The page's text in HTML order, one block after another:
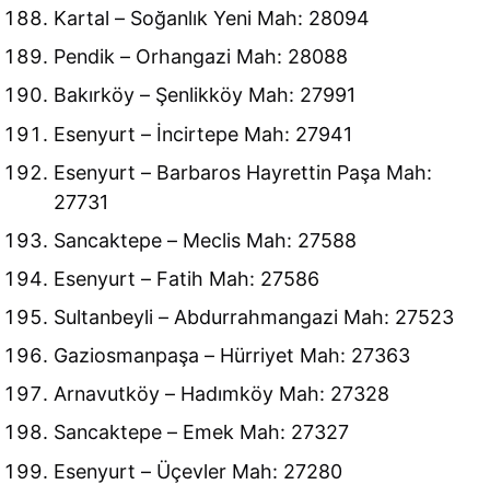
Kartal – Soğanlık Yeni Mah: 28094
Pendik – Orhangazi Mah: 28088
Bakırköy – Şenlikköy Mah: 27991
Esenyurt – İncirtepe Mah: 27941
Esenyurt – Barbaros Hayrettin Paşa Mah:
27731
Sancaktepe – Meclis Mah: 27588
Esenyurt – Fatih Mah: 27586
Sultanbeyli – Abdurrahmangazi Mah: 27523
Gaziosmanpaşa – Hürriyet Mah: 27363
Arnavutköy – Hadımköy Mah: 27328
Sancaktepe – Emek Mah: 27327
Esenyurt – Üçevler Mah: 27280